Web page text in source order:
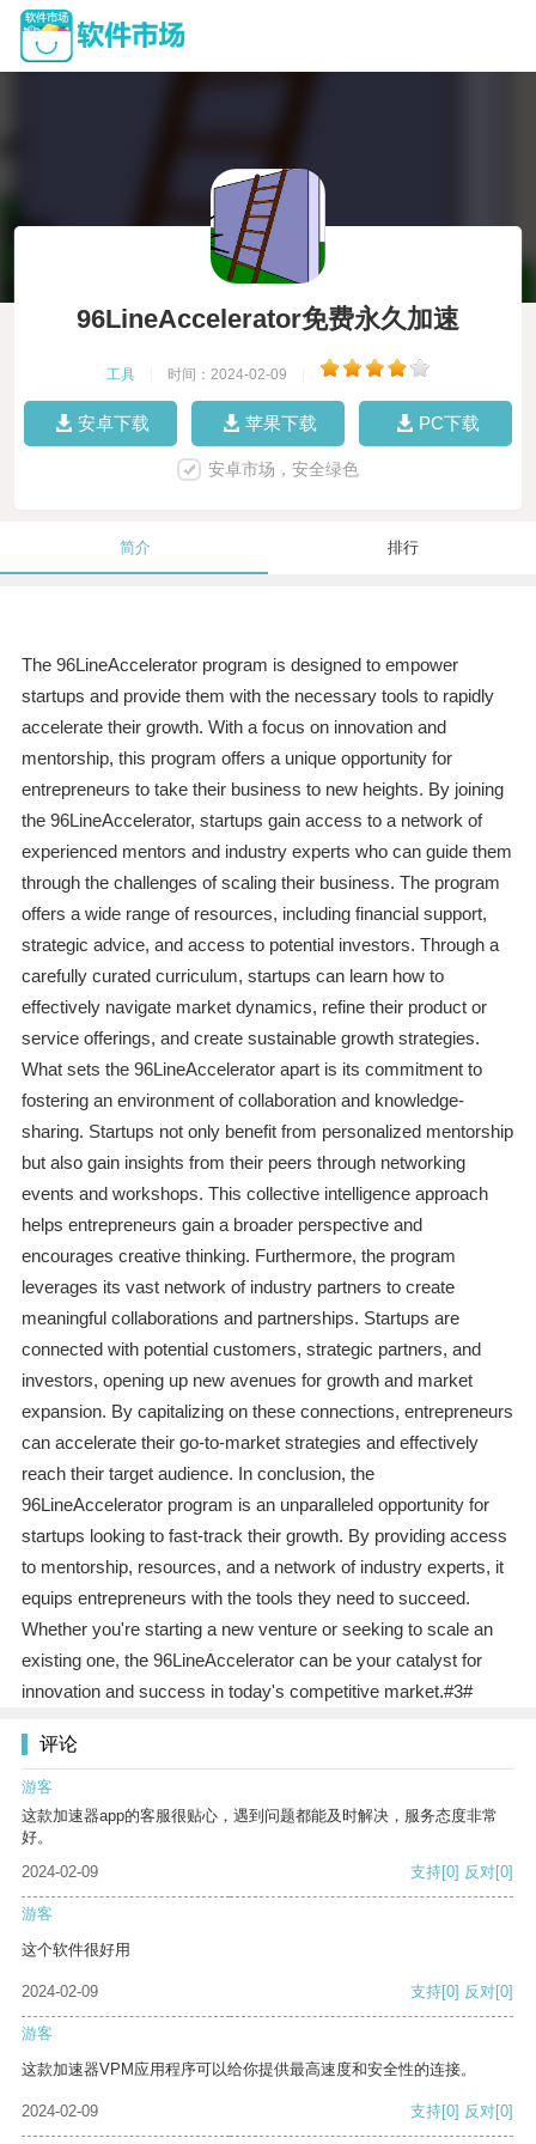
96LineAccelerator免费永久加速
工具 时间：2024-02-09
安卓下载 苹果下载 PC下载
安卓市场，安全绿色
简介 排行
The 96LineAccelerator program is designed to empower
startups and provide them with the necessary tools to rapidly
accelerate their growth. With a focus on innovation and
mentorship, this program offers a unique opportunity for
entrepreneurs to take their business to new heights. By joining
the 96LineAccelerator, startups gain access to a network of
experienced mentors and industry experts who can guide them
through the challenges of scaling their business. The program
offers a wide range of resources, including financial support,
strategic advice, and access to potential investors. Through a
carefully curated curriculum, startups can learn how to
effectively navigate market dynamics, refine their product or
service offerings, and create sustainable growth strategies.
What sets the 96LineAccelerator apart is its commitment to
fostering an environment of collaboration and knowledge-
sharing. Startups not only benefit from personalized mentorship
but also gain insights from their peers through networking
events and workshops. This collective intelligence approach
helps entrepreneurs gain a broader perspective and
encourages creative thinking. Furthermore, the program
leverages its vast network of industry partners to create
meaningful collaborations and partnerships. Startups are
connected with potential customers, strategic partners, and
investors, opening up new avenues for growth and market
expansion. By capitalizing on these connections, entrepreneurs
can accelerate their go-to-market strategies and effectively
reach their target audience. In conclusion, the
96LineAccelerator program is an unparalleled opportunity for
startups looking to fast-track their growth. By providing access
to mentorship, resources, and a network of industry experts, it
equips entrepreneurs with the tools they need to succeed.
Whether you're starting a new venture or seeking to scale an
existing one, the 96LineAccelerator can be your catalyst for
innovation and success in today's competitive market.#3#
评论
游客
这款加速器app的客服很贴心，遇到问题都能及时解决，服务态度非常
好。
2024-02-09
支持[0] 反对[0]
游客
这个软件很好用
2024-02-09 支持[0] 反对[0]
游客
这款加速器VPM应用程序可以给你提供最高速度和安全性的连接。
2024-02-09 支持[0] 反对[0]